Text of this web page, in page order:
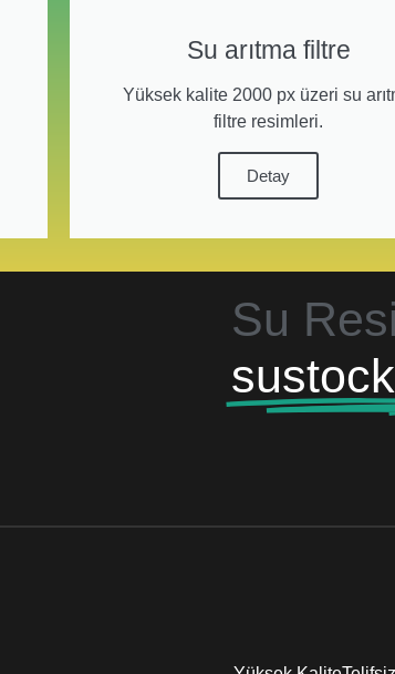
Su arıtma filtre
Yüksek kalite 2000 px üzeri su
filtre resimleri.
Detay
Su